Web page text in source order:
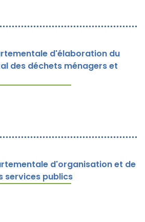
d'élaboration du
des déchets ménagers et
d'organisation et de
services publics